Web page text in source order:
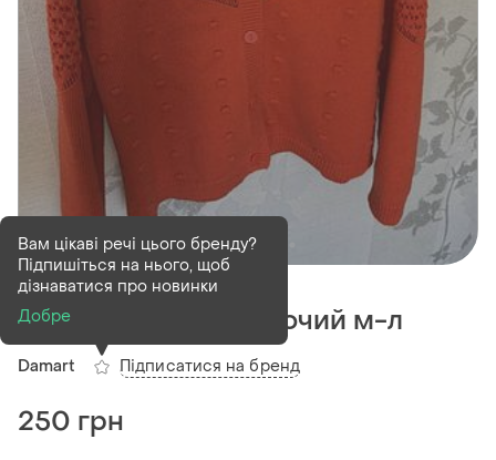
Деактивований 1 шт
Кофта кардиган жіночий м-л
Damart
Вам цікаві речі цього бренду?
Підпишіться на нього, щоб
дізнаватися про новинки
Добре
Підписатися на бренд
250 грн